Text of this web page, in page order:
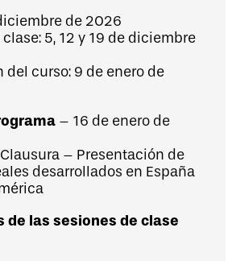
de 2026
5, 12 y 19 de diciembre
del curso: 9 de enero de
– 16 de enero de
– Presentación de
desarrollados en España
de las sesiones de clase